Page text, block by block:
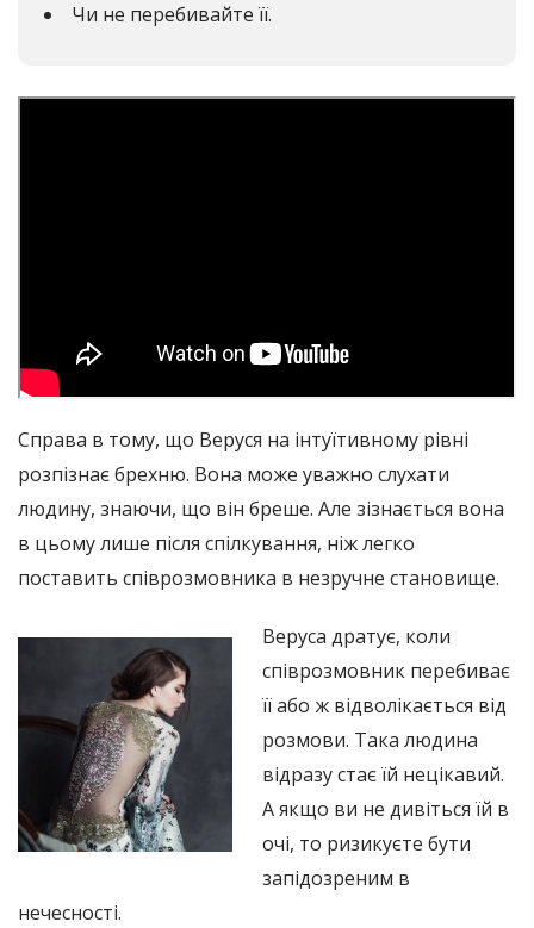
Чи не перебивайте її.
Справа в тому, що Веруся на інтуїтивному рівні
розпізнає брехню. Вона може уважно слухати
людину, знаючи, що він бреше. Але зізнається вона
в цьому лише після спілкування, ніж легко
поставить співрозмовника в незручне становище.
Веруса дратує, коли
співрозмовник перебиває
її або ж відволікається від
розмови. Така людина
відразу стає їй нецікавий.
А якщо ви не дивіться їй в
очі, то ризикуєте бути
запідозреним в
нечесності.